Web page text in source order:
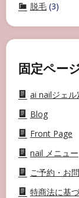
脱毛 (3)
固定ペー
ai nailジェ
Blog
Front Page
nail メニュー
ご予約・お
特商法に基